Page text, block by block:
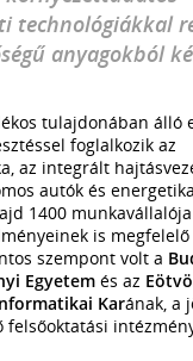
technológiákkal
anyagokból
tulajdonában álló
foglalkozik az
az integrált
autók és
1400
is
szempont volt a
Egyetem és az
Karának, a